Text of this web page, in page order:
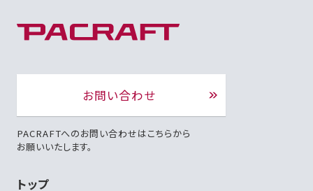
お問い合わせ
PACRAFTへのお問い合わせはこちらから
お願いいたします。
トップ